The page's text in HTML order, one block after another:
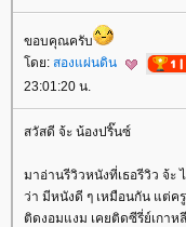
ขอบคุณครับ
ดย: สองแผ่นดิน
23:01:20 น.
สวัสดี จ้ะ น้องปริ๊นซ์
มาอ่านรีวิวหนังที่เธอรีวิว จ้ะ
ว่า มีหนังดี ๆ เหมือนกัน แต่ค
ติดงอมแงม เคยติดซีรี่ย์เกาห